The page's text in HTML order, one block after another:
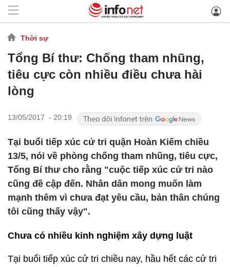
Thời sự
Tổng Bí thư: Chống tham nhũng,
tiêu cực còn nhiều điều chưa hài
lòng
13/05/2017 - 20:19
Tại buổi tiếp xúc cử tri quận Hoàn Kiếm chiều
13/5, nói về phòng chống tham nhũng, tiêu cực,
Tổng Bí thư cho rằng "cuộc tiếp xúc cử tri nào
cũng đề cập đến. Nhân dân mong muốn làm
mạnh thêm vì chưa đạt yêu cầu, bản thân chúng
tôi cũng thấy vậy".
Chưa có nhiều kinh nghiệm xây dựng luật
Tại buổi tiếp xúc cử tri chiều nay, hầu hết các cử tri